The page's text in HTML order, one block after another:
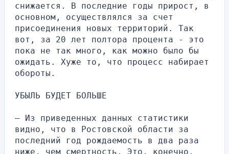
снижается. В последние годы прирост, в
основном, осуществлялся за счет
присоединения новых территорий. Так
вот, за 20 лет полтора процента - это
пока не так много, как можно было бы
ожидать. Хуже то, что процесс набирает
обороты.
УБЫЛЬ БУДЕТ БОЛЬШЕ
— Из приведенных данных статистики
видно, что в Ростовской области за
последний год рождаемость в два раза
ниже, чем смертность. Это, конечно,